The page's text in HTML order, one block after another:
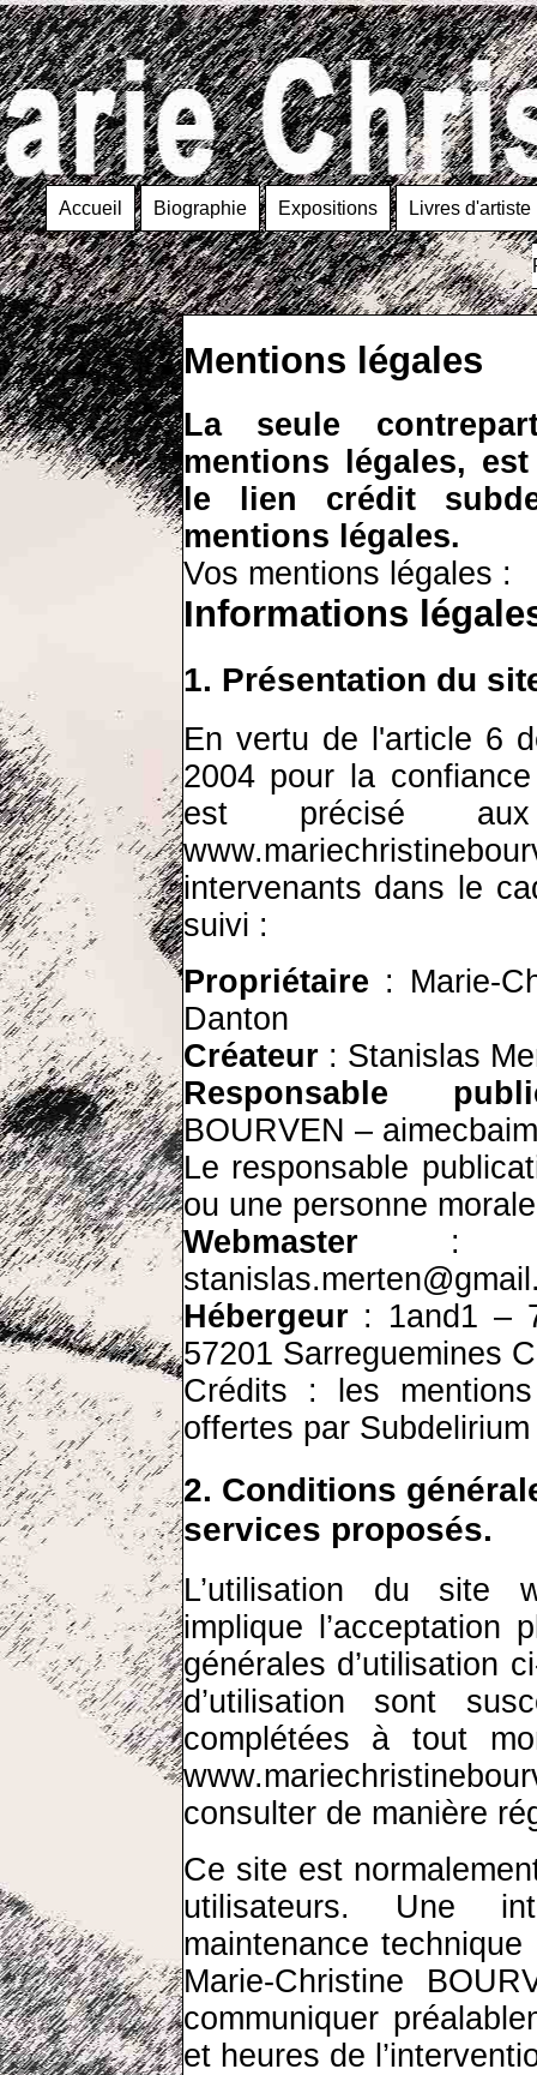
Accueil Biographie Expositions Livres d'artiste
Mentions légales
La seule
mentions légales,
le lien crédit
mentions légales.
Vos mentions légales :
Informations
1. Présentation du
En vertu de l'article 6
2004 pour la
est précisé
intervenants dans le
suivi :
Propriétaire : Marie-
Danton
Créateur: Stanislas
Responsable
BOURVEN –
Le responsable
ou une personne
Webmaster:
Hébergeur: 1and1 –
57201 Sarreguemines
Crédits : les
offertes par
2. Conditions
services proposés.
L’utilisation du site
implique l’acceptation
générales d’utilisation
d’utilisation sont
complétées à tout
consulter de manière
Ce site est
utilisateurs. Une
maintenance
Marie-Christine
communiquer
et heures de